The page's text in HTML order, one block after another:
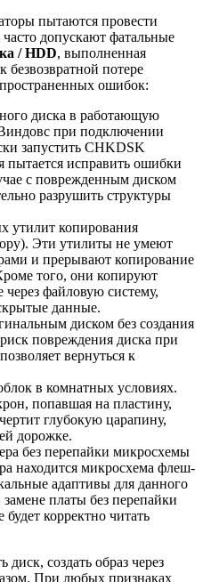
пытаются провести
часто допускают фатальные
/ HDD, выполненная
потере
ошибок:
диска в работающую
при подключении
запустить CHKDSK
пытается исправить ошибки
с поврежденным диском
разрушить структуры
утилит копирования
Эти утилиты не умеют
и прерывают копирование
того, они копируют
файловую систему,
данные.
диском без создания
повреждения диска при
вернуться к
в комнатных условиях.
попавшая на пластину,
глубокую царапину,
дорожке.
без перепайки микросхемы
находится микросхема флеш-
адаптивы для данного
платы без перепайки
корректно читать
создать образ через
При любых признаках